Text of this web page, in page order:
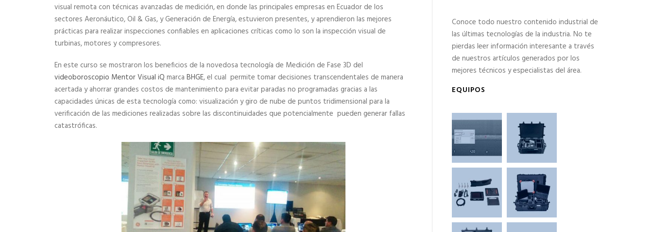
visual remota con técnicas avanzadas de medición, en donde las principales empresas en Ecuador de los
sectores Aeronáutico, Oil & Gas, y Generación de Energía, estuvieron presentes, y aprendieron las mejores
prácticas para realizar inspecciones confiables en aplicaciones críticas como lo son la inspección visual de
turbinas, motores y compresores.
En este curso se mostraron los beneficios de la novedosa tecnología de Medición de Fase 3D del
videoboroscopio Mentor Visual iQmarca BHGE, el cual permite tomar decisiones transcendentales de manera
acertada y ahorrar grandes costos de mantenimiento para evitar paradas no programadas gracias a las
capacidades únicas de esta tecnología como: visualización y giro de nube de puntos tridimensional para la
verificación de las mediciones realizadas sobre las discontinuidades que potencialmente pueden generar fallas
catastróficas.
Conoce todo nuestro contenido industrial de
las últimas tecnologías de la industria. No te
pierdas leer información interesante a través
de nuestros artículos generados por los
mejores técnicos y especialistas del área.
EQUIPOS